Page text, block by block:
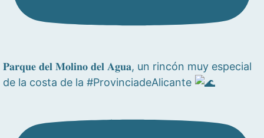
𝐏𝐚𝐫𝐪𝐮𝐞 𝐝𝐞𝐥 𝐌𝐨𝐥𝐢𝐧𝐨 𝐝𝐞𝐥 𝐀𝐠𝐮𝐚, un rincón muy especial
de la costa de la #ProvinciadeAlicante